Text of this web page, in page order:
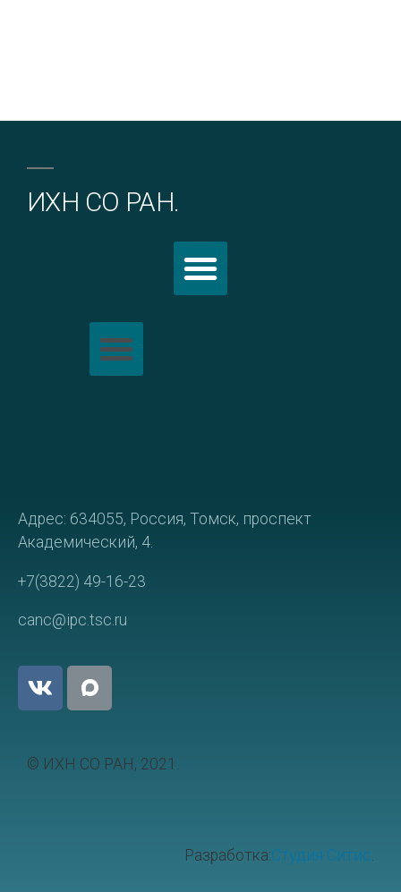
ИХН СО РАН.
Адрес: 634055, Россия, Томск, проспект
Академический, 4.
+7(3822) 49-16-23
canc@ipc.tsc.ru
© ИХН СО РАН, 2021.
Разработка:Студия Ситис